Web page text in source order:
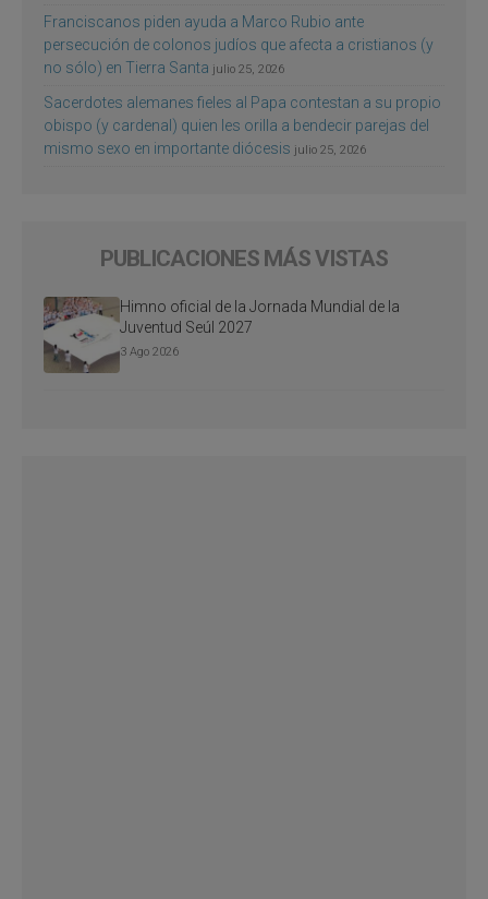
Franciscanos piden ayuda a Marco Rubio ante
persecución de colonos judíos que afecta a cristianos (y
no sólo) en Tierra Santa julio 25, 2026
Sacerdotes alemanes fieles al Papa contestan a su propio
obispo (y cardenal) quien les orilla a bendecir parejas del
mismo sexo en importante diócesis julio 25, 2026
PUBLICACIONES MÁS VISTAS
Himno oficial de la Jornada Mundial de la
Juventud Seúl 2027
3 Ago 2026